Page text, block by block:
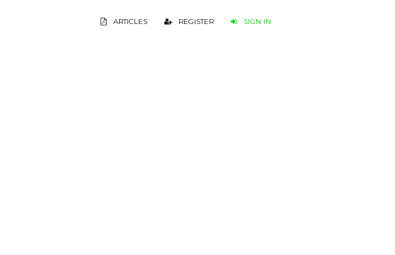
ARTICLES REGISTER SIGN IN